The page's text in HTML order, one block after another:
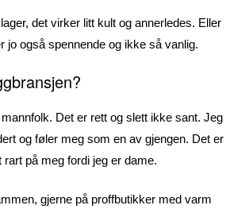
det virker litt kult og annerledes. Eller
jo også spennende og ikke så vanlig.
Det er rett og slett ikke sant. Jeg
og føler meg som en av gjengen. Det er
rart på meg fordi jeg er dame.
gjerne på proffbutikker med varm